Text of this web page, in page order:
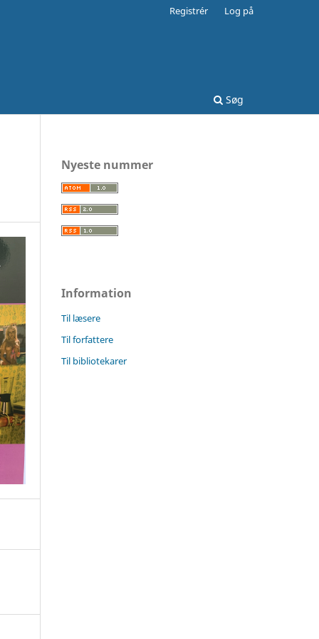
Søg
Registrér Log på
Nyeste nummer
Information
Til læsere
Til forfattere
Til bibliotekarer